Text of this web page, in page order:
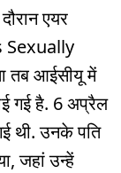
एयर
Sexually
तब आईसीयू में
गई है. 6 अप्रैल
थी. उनके पति
जहां उन्हें